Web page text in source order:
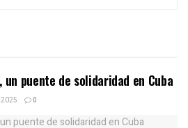
un puente de solidaridad en Cuba
2025 0